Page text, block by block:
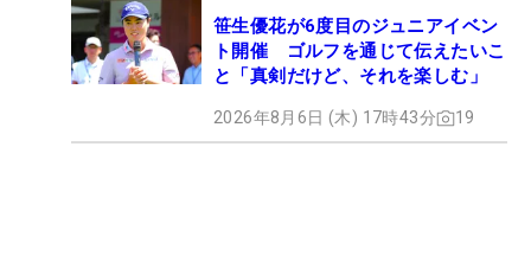
笹生優花が6度目のジュニアイベン
ト開催 ゴルフを通じて伝えたいこ
と「真剣だけど、それを楽しむ」
2026年8月6日 (木) 17時43分 19